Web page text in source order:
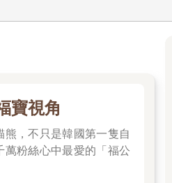
寶視角
，不只是韓國第一隻自
萬粉絲心中最愛的「福公